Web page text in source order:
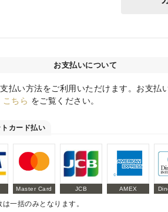
お支払いについて
払い方法をご利用いただけます。お支払
こちら をご覧ください。
カード払い
Master Card JCB AMEX
一括のみとなります。